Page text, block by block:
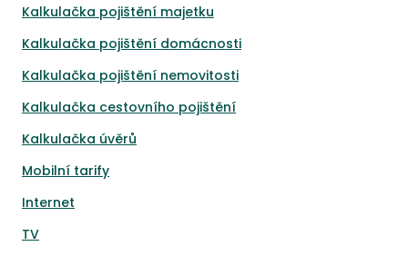
Kalkulačka pojištění majetku
Kalkulačka pojištění domácnosti
Kalkulačka pojištění nemovitosti
Kalkulačka cestovního pojištění
Kalkulačka úvěrů
Mobilní tarify
Internet
TV